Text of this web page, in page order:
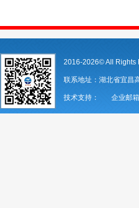
2016-2026© All Rights
联系地址：湖北省宜
技术支持： 企业邮箱